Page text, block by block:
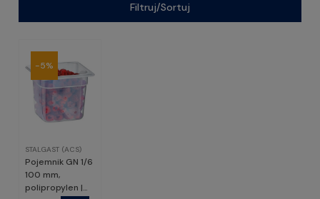
Filtruj/Sortuj
STALGAST (ACS)
Pojemnik GN 1/6
100 mm,
polipropylen |
-5%